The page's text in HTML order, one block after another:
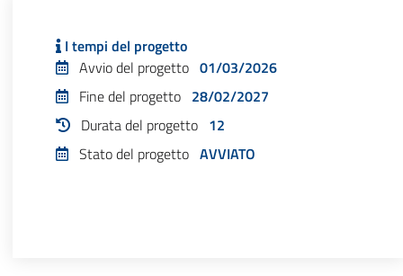
I tempi del progetto
Avvio del progetto 01/03/2026
Fine del progetto 28/02/2027
Durata del progetto 12
Stato del progetto AVVIATO